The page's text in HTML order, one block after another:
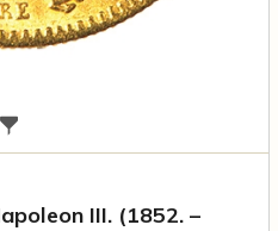
III. (1852. –